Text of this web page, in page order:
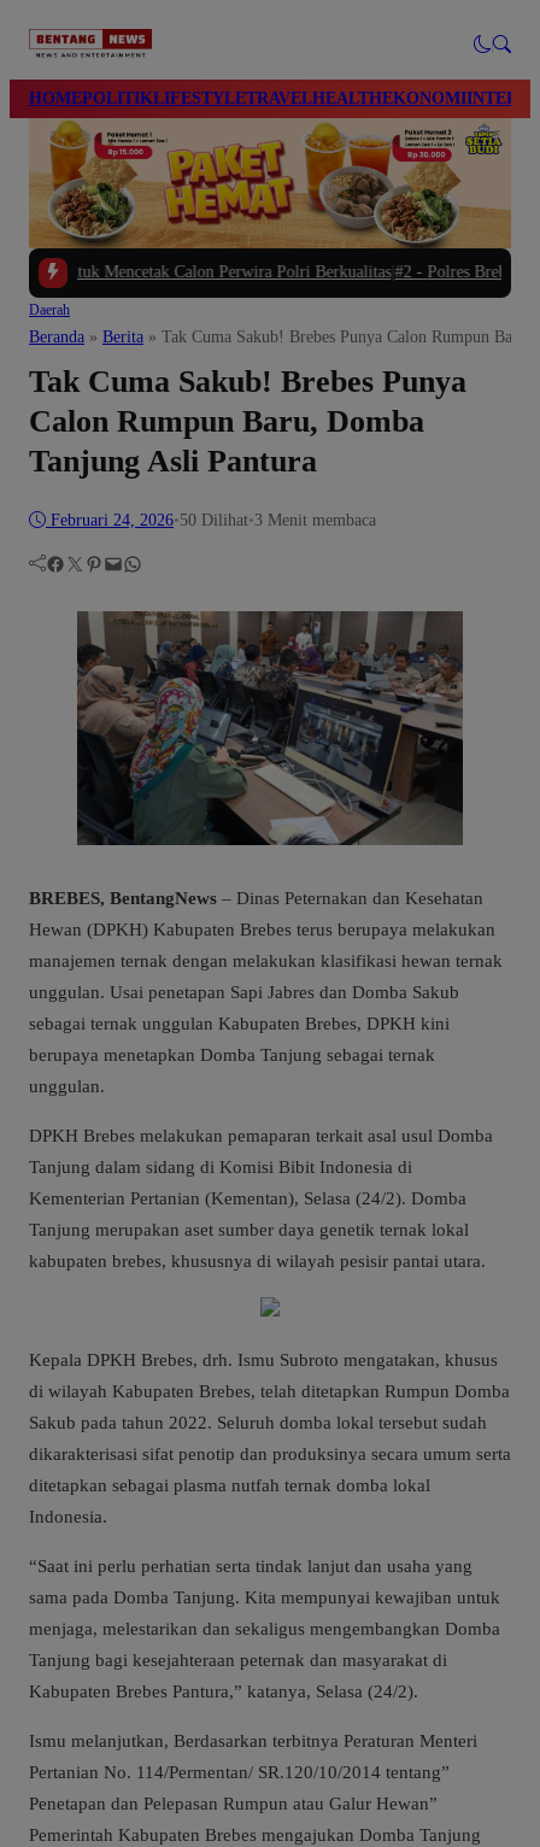
HOMEPOLITIKLIFESTYLETRAVELHEALTHEKONOMI
Mencetak Calon Perwira Polri Berkualitas|#2 -Polres Brebes Dalami
Daerah
Beranda » Berita » Tak Cuma Sakub! Brebes Punya Calon Rumpun
Tak Cuma Sakub! Brebes Punya
Calon Rumpun Baru, Domba
Tanjung Asli Pantura
Februari 24, 2026•50 Dilihat•3 Menit membaca
Facebook Twitter Pinterest Mail WhatsApp
BREBES, BentangNews – Dinas Peternakan dan Kesehatan
Hewan (DPKH) Kabupaten Brebes terus berupaya melakukan
manajemen ternak dengan melakukan klasifikasi hewan ternak
unggulan. Usai penetapan Sapi Jabres dan Domba Sakub
sebagai ternak unggulan Kabupaten Brebes, DPKH kini
berupaya menetapkan Domba Tanjung sebagai ternak
unggulan.
DPKH Brebes melakukan pemaparan terkait asal usul Domba
Tanjung dalam sidang di Komisi Bibit Indonesia di
Kementerian Pertanian (Kementan), Selasa (24/2). Domba
Tanjung merupakan aset sumber daya genetik ternak lokal
kabupaten brebes, khususnya di wilayah pesisir pantai utara.
Kepala DPKH Brebes, drh. Ismu Subroto mengatakan, khusus
di wilayah Kabupaten Brebes, telah ditetapkan Rumpun Domba
Sakub pada tahun 2022. Seluruh domba lokal tersebut sudah
dikarakterisasi sifat penotip dan produksinya secara umum serta
ditetapkan sebagai plasma nutfah ternak domba lokal
Indonesia.
“Saat ini perlu perhatian serta tindak lanjut dan usaha yang
sama pada Domba Tanjung. Kita mempunyai kewajiban untuk
menjaga, melestarikan dan sekaligus mengembangkan Domba
Tanjung bagi kesejahteraan peternak dan masyarakat di
Kabupaten Brebes Pantura,” katanya, Selasa (24/2).
Ismu melanjutkan, Berdasarkan terbitnya Peraturan Menteri
Pertanian No. 114/Permentan/ SR.120/10/2014 tentang”
Penetapan dan Pelepasan Rumpun atau Galur Hewan”
Pemerintah Kabupaten Brebes mengajukan Domba Tanjung